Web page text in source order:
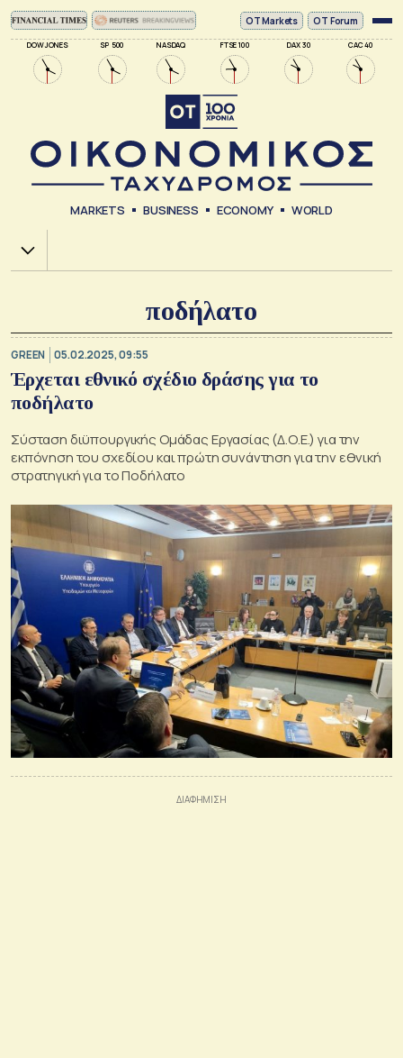
DOW JONES SP 500 NASDAQ FTSE 100 DAX 30 CAC 40
ΟΤ Markets OT Forum
MARKETS BUSINESS ECONOMY WORLD
Χ.Α.
ποδήλατο
GREEN 05.02.2025, 09:55
Έρχεται εθνικό σχέδιο δράσης για το
ποδήλατο
Σύσταση διϋπουργικής Ομάδας Εργασίας (Δ.Ο.Ε.) για την
εκπόνηση του σχεδίου και πρώτη συνάντηση για την εθνική
στρατηγική για το Ποδήλατο